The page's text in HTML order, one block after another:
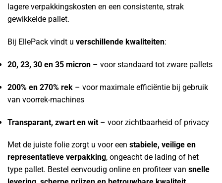
lagere verpakkingskosten en een consistente, strak
gewikkelde pallet.
Bij EllePack vindt u verschillende kwaliteiten:
20, 23, 30 en 35 micron – voor standaard tot zware pallets
200% en 270% rek – voor maximale efficiëntie bij gebruik
van voorrek-machines
Transparant, zwart en wit – voor zichtbaarheid of privacy
Met de juiste folie zorgt u voor een stabiele, veilige en
representatieve verpakking, ongeacht de lading of het
type pallet. Bestel eenvoudig online en profiteer van snelle